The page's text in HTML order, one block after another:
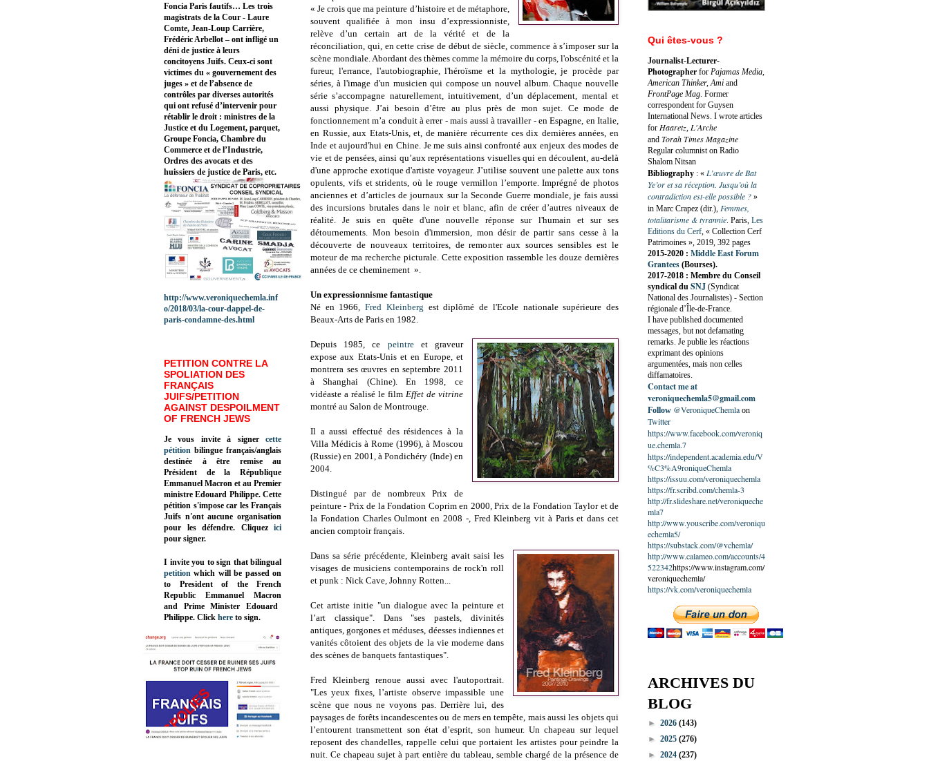
« Je crois que ma peinture d’histoire et de métaphore,
souvent qualifiée à mon insu d’expressionniste,
relève d’un certain art de la vérité et de la
réconciliation, qui, en cette crise de début de siècle, commence à s’imposer sur la
scène mondiale. Abordant des thèmes comme la mémoire du corps, l'obscénité et la
fureur, l'errance, l'autobiographie, l'héroïsme et la mythologie, je procède par
séries, à l'image d'un musicien qui compose un nouvel album. Chaque nouvelle
série s’accompagne naturellement, intuitivement, d’un déplacement, mental et
aussi physique. J’ai besoin d’être au plus près de mon sujet. Ce mode de
fonctionnement m’a conduit à errer - mais aussi à travailler - en Espagne, en Italie,
en Russie, aux Etats-Unis, et, de manière récurrente ces dix dernières années, en
Inde et aujourd'hui en Chine. Je me suis ainsi confronté aux enjeux des modes de
vie et de pensées, ainsi qu’aux représentations visuelles qui en découlent, au-delà
d'une approche exotique d'artiste voyageur. J’utilise souvent une palette aux tons
opulents, vifs et stridents, où le rouge vermillon l’emporte. Imprégné de photos
anciennes et d’articles de journaux sur la Seconde Guerre mondiale, je fais aussi
des incursions brutales dans le noir et blanc, afin de créer d’autres niveaux de
réalité. Je suis en quête d'une nouvelle réponse sur l'humain et sur ses
détournements. Mon besoin d'immersion, mon désir de partir sans cesse à la
découverte de nouveaux territoires, de remonter aux sources sensibles est le
moteur de ma recherche picturale. Cette exposition rassemble les douze dernières
années de ce cheminement ».
Un expressionnisme fantastique
Né en 1966,Fred Kleinberg est diplômé de l'Ecole nationale supérieure des
Beaux-Arts de Paris en 1982.
Depuis 1985, ce peintreet graveur
expose aux Etats-Unis et en Europe, et
montrera ses œuvres en septembre 2011
à Shanghai (Chine). En 1998, ce
vidéaste a réalisé le film Effet de vitrine
montré au Salon de Montrouge.
Il a aussi effectué des résidences à la
Villa Médicisà Rome (1996), à Moscou
(Russie) en 2001, à Pondichéry (Inde) en
2004.
Distingué par de nombreux Prix de
peinture - Prix de la Fondation Coprimen 2000, Prix dela FondationTayloret de
la FondationCharlesOulmont en 2008 -, Fred Kleinberg vit à Paris et dans cet
ancien comptoir français.
Dans sa série précédente, Kleinberg avait saisi les
visages de musiciens contemporains de rock'n roll
et punk : Nick Cave, Johnny Rotten...
Cet artiste initie "un dialogue avec la peinture et
l’art classique". Dans "ses pastels, divinités
antiques, gorgones et méduses, déesses indiennes et
vanités côtoient des objets de la vie moderne dans
des scènes de banquets fantastiques".
Fred Kleinberg renoue aussi avec l'autoportrait.
"Les yeux fixes, l’artiste observe impassible une
scène que nous ne voyons pas. Derrière lui, des
paysages de forêts incandescentes ou de mers en tempête, mais aussi les objets qui
l’entourent transmettent son état d’esprit, son humeur. Un chapeau sur lequel
reposent des chandelles, rappelle celui que portaient les artistes pour peindre la
nuit. Ce chapeau sujet à part entière du tableau, semble chargé de la présence de
Foncia Paris fautifs… Les trois
magistrats de la Cour - Laure
Comte, Jean-Loup Carrière,
Frédéric Arbellot – ont infligé un
déni de justice à leurs
concitoyens Juifs. Ceux-ci sont
victimes du « gouvernement des
juges » et de l’absence de
contrôles par diverses autorités
qui ont refusé d’intervenir pour
rétablir le droit : ministres de la
Justice et du Logement, parquet,
Groupe Foncia, Chambre du
Commerce et de l’Industrie,
Ordres des avocats et des
huissiers de justice de Paris, etc.
http://www.veroniquechemla.inf
o/2018/03/la-cour-dappel-de-
paris-condamne-des.html
PETITION CONTRE LA
SPOLIATION DES
FRANÇAIS
JUIFS/PETITION
AGAINST DESPOILMENT
OF FRENCH JEWS
Je vous invite à signer cette
pétition bilingue français/anglais
destinée à être remise au
Président de la République
Emmanuel Macron et au Premier
ministre Edouard Philippe. Cette
pétition s'impose car les Français
Juifs n'ont aucune organisation
pour les défendre. Cliquez
ici
pour signer.
I invite you to sign that bilingual
petition which will be passed on
to President of the French
Republic Emmanuel Macron
and Prime Minister Edouard
Philippe. Click here to sign.
Qui êtes-vous ?
Journalist-Lecturer-
Photographer for Pajamas Media,
American Thinker, Ami and
FrontPage Mag. Former
correspondent for Guysen
International News. I wrote articles
for Haaretz, L'Arche
and Torah Times Magazine
Regular columnist on Radio
Shalom Nitsan
Bibliography : « L’œuvre de Bat
Ye’or et sa réception. Jusqu’où la
contradiction est-elle possible ? »
in Marc Crapez (dir.), Femmes,
totalitarisme & tyrannie. Paris, Les
Editions du Cerf, « Collection Cerf
Patrimoines », 2019, 392 pages
2015-2020 : Middle East Forum
Grantees (Bourses).
2017-2018 : Membre du Conseil
syndical du SNJ (Syndicat
National des Journalistes) - Section
régionale d’Île-de-France.
I have published documented
messages, but not defamating
remarks. Je publie les réactions
exprimant des opinions
argumentées, mais non celles
diffamatoires.
Contact me at
veroniquechemla5@gmail.com
Follow @VeroniqueChemlaon
Twitter
https://www.facebook.com/veroniq
ue.chemla.7
https://independent.academia.edu/V
%C3%A9roniqueChemla
https://issuu.com/veroniquechemla
https://fr.scribd.com/chemla-3
http://fr.slideshare.net/veroniqueche
mla7
http://www.youscribe.com/veroniqu
echemla5/
https://substack.com/@vchemla/
http://www.calameo.com/accounts/4
522342https://www.instagram.com/
veroniquechemla/
https://vk.com/veroniquechemla
ARCHIVES DU
BLOG
► 2026 (143)
► 2025 (276)
► 2024 (237)